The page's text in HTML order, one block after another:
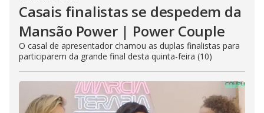
Casais finalistas se despedem da
Mansão Power | Power Couple
O casal de apresentador chamou as duplas finalistas para
participarem da grande final desta quinta-feira (10)